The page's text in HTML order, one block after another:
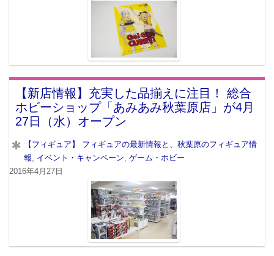
【新店情報】充実した品揃えに注目！ 総合
ホビーショップ「あみあみ秋葉原店」が4月
27日（水）オープン
【フィギュア】 フィギュアの最新情報と、秋葉原のフィギュア情
報, イベント・キャンペーン, ゲーム・ホビー
2016年4月27日